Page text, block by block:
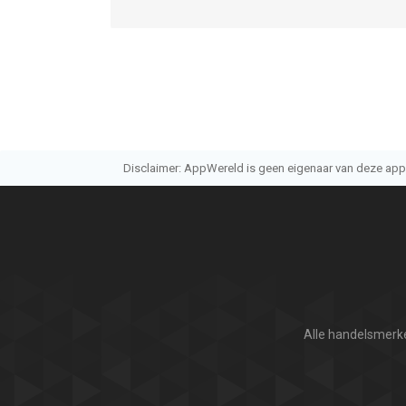
Skyworth, Blaupunkt, Metz, XGIMI, Haier,
mogelijkheden variëren echter per fabrikant en
afstandsbediening zijn daardoor mogelijk niet
Disclaimer: AppWereld is geen eigenaar van deze
Alle